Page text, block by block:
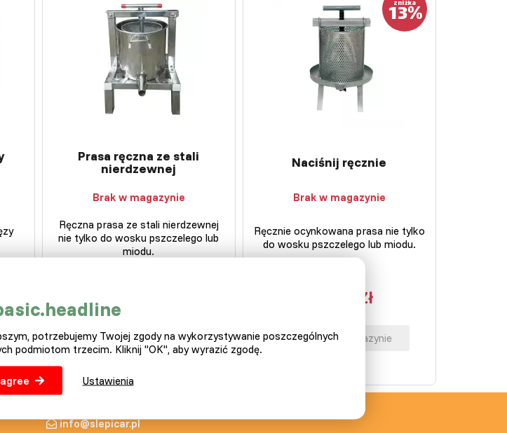
Prasa ręczna ze stali
nierdzewnej
Brak w magazynie
Ręczna prasa ze stali nierdzewnej
nie tylko do wosku pszczelego lub
miodu.
1 789,00 Zł
Wkrótce w magazynie
zniżka
13%
Naciśnij ręcznie
Brak w magazynie
Ręcznie ocynkowana prasa nie tylko
do wosku pszczelego lub miodu.
489,00 Zł
Wkrótce w magazynie
info@slepicar.pl
potrzebujemy Twojej zgody na wykorzystywanie poszczególnych
podmiotom trzecim. Kliknij "OK", aby wyrazić zgodę.
Ustawienia